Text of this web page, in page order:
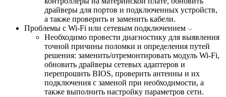
драйверы для портов и подключенных устройств,
а также проверить и заменить кабели.
Проблемы с Wi-Fi или сетевым подключением
Необходимо провести диагностику для выявления
точной причины поломки и определения путей
решения: заменить/отремонтировать модуль Wi-Fi,
обновить драйверы сетевых адаптеров и
перепрошить BIOS, проверить антенны и их
подключения с заменой при необходимости, а
также выполнить настройку параметров сети.